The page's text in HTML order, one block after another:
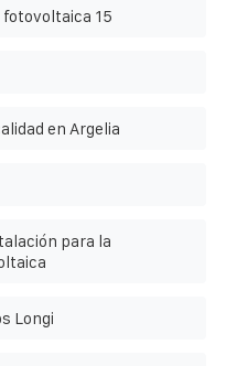
15
en Argelia
para la
Longi